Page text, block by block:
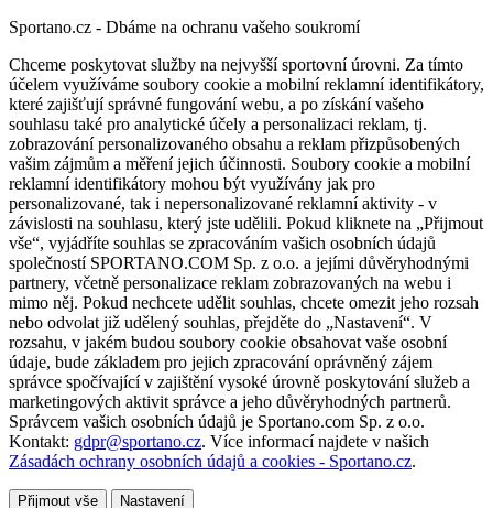
Sportano.cz - Dbáme na ochranu vašeho soukromí
Chceme poskytovat služby na nejvyšší sportovní úrovni. Za tímto
účelem využíváme soubory cookie a mobilní reklamní identifikátory,
které zajišťují správné fungování webu, a po získání vašeho
souhlasu také pro analytické účely a personalizaci reklam, tj.
zobrazování personalizovaného obsahu a reklam přizpůsobených
vašim zájmům a měření jejich účinnosti. Soubory cookie a mobilní
reklamní identifikátory mohou být využívány jak pro
personalizované, tak i nepersonalizované reklamní aktivity - v
závislosti na souhlasu, který jste udělili. Pokud kliknete na „Přijmout
vše“, vyjádříte souhlas se zpracováním vašich osobních údajů
společností SPORTANO.COM Sp. z o.o. a jejími důvěryhodnými
partnery, včetně personalizace reklam zobrazovaných na webu i
mimo něj. Pokud nechcete udělit souhlas, chcete omezit jeho rozsah
nebo odvolat již udělený souhlas, přejděte do „Nastavení“. V
rozsahu, v jakém budou soubory cookie obsahovat vaše osobní
údaje, bude základem pro jejich zpracování oprávněný zájem
správce spočívající v zajištění vysoké úrovně poskytování služeb a
marketingových aktivit správce a jeho důvěryhodných partnerů.
Správcem vašich osobních údajů je Sportano.com Sp. z o.o.
Kontakt: gdpr@sportano.cz. Více informací najdete v našich
Zásadách ochrany osobních údajů a cookies - Sportano.cz.
Přijmout vše Nastavení